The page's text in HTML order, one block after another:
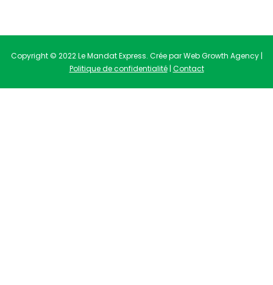
Copyright © 2022 Le Mandat Express. Crée par Web Growth Agency |
Politique de confidentialité| Contact